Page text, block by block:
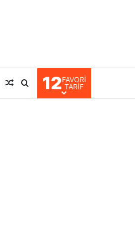
Rastgele Makale
Arama yap ...
12FAVORI
TARIF